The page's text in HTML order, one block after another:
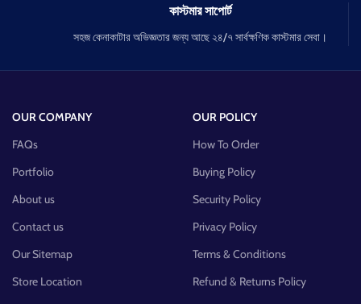
কাস্টমার সাপোর্ট
সহজ কেনাকাটার অভিজ্ঞতার জন্য আছে ২৪/৭ সার্বক্ষণিক কাস্টমার সেবা।
OUR COMPANY
FAQs
Portfolio
About us
Contact us
Our Sitemap
Store Location
OUR POLICY
How To Order
Buying Policy
Security Policy
Privacy Policy
Terms & Conditions
Refund & Returns Policy